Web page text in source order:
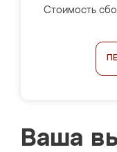
Стоимость
Ваша